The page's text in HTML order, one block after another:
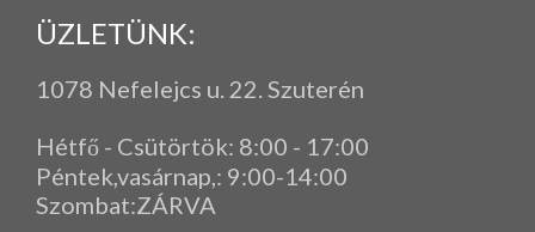
ÜZLETÜNK:
1078 Nefelejcs u. 22. Szuterén
Hétfő - Csütörtök: 8:00 - 17:00
Péntek,vasárnap, : 9:00-14:00
Szombat:ZÁRVA